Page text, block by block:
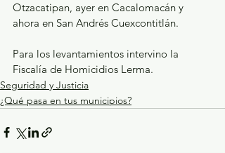
Otzacatipan, ayer en Cacalomacán y
ahora en San Andrés Cuexcontitlán.
Para los levantamientos intervino la
Fiscalía de Homicidios Lerma.
Seguridad y Justicia
¿Qué pasa en tus municipios?